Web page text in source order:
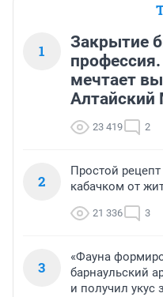
1
Закрытие
мечтает
Алтайский
23 419 2
2
Простой
кабачком от
21 336 3
3
«Фауна
барнаульский
и получил укус